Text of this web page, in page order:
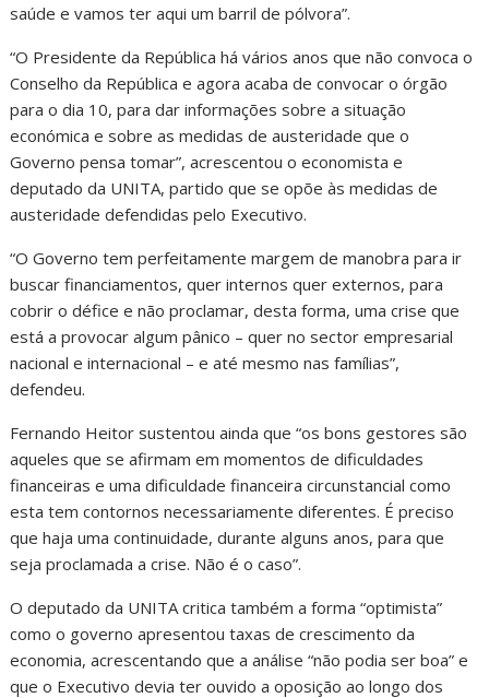
saúde e vamos ter aqui um barril de pólvora”.
“O Presidente da República há vários anos que não convoca o
Conselho da República e agora acaba de convocar o órgão
para o dia 10, para dar informações sobre a situação
económica e sobre as medidas de austeridade que o
Governo pensa tomar”, acrescentou o economista e
deputado da UNITA, partido que se opõe às medidas de
austeridade defendidas pelo Executivo.
“O Governo tem perfeitamente margem de manobra para ir
buscar financiamentos, quer internos quer externos, para
cobrir o défice e não proclamar, desta forma, uma crise que
está a provocar algum pânico – quer no sector empresarial
nacional e internacional – e até mesmo nas famílias”,
defendeu.
Fernando Heitor sustentou ainda que “os bons gestores são
aqueles que se afirmam em momentos de dificuldades
financeiras e uma dificuldade financeira circunstancial como
esta tem contornos necessariamente diferentes. É preciso
que haja uma continuidade, durante alguns anos, para que
seja proclamada a crise. Não é o caso”.
O deputado da UNITA critica também a forma “optimista”
como o governo apresentou taxas de crescimento da
economia, acrescentando que a análise “não podia ser boa” e
que o Executivo devia ter ouvido a oposição ao longo dos